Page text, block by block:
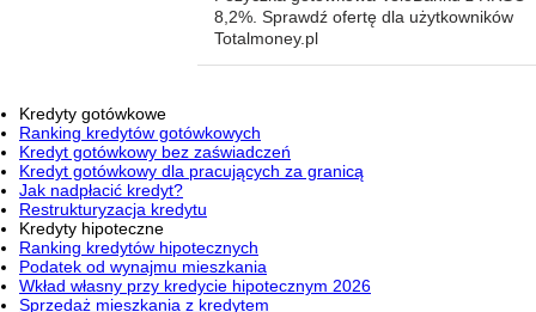
8,2%. Sprawdź ofertę dla użytkowników
Totalmoney.pl
Kredyty gotówkowe
Ranking kredytów gotówkowych
Kredyt gotówkowy bez zaświadczeń
Kredyt gotówkowy dla pracujących za granicą
Jak nadpłacić kredyt?
Restrukturyzacja kredytu
Kredyty hipoteczne
Ranking kredytów hipotecznych
Podatek od wynajmu mieszkania
Wkład własny przy kredycie hipotecznym 2026
Sprzedaż mieszkania z kredytem